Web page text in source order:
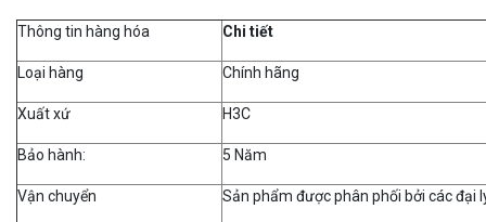
Thông tin hàng hóa Chi tiết
Loại hàng Chính hãng
Xuất xứ H3C
Bảo hành: 5 Năm
Vận chuyển Sản phẩm được phân phối bởi các đại